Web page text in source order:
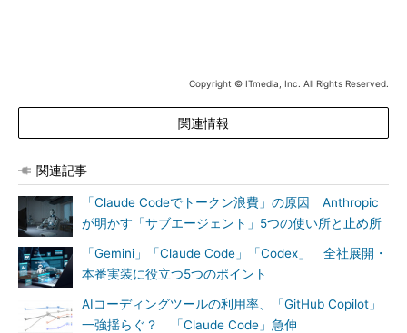
Copyright © ITmedia, Inc. All Rights Reserved.
関連情報
関連記事
「Claude Codeでトークン浪費」の原因 Anthropic
が明かす「サブエージェント」5つの使い所と止め所
「Gemini」「Claude Code」「Codex」 全社展開・
本番実装に役立つ5つのポイント
AIコーディングツールの利用率、「GitHub Copilot」
一強揺らぐ？ 「Claude Code」急伸